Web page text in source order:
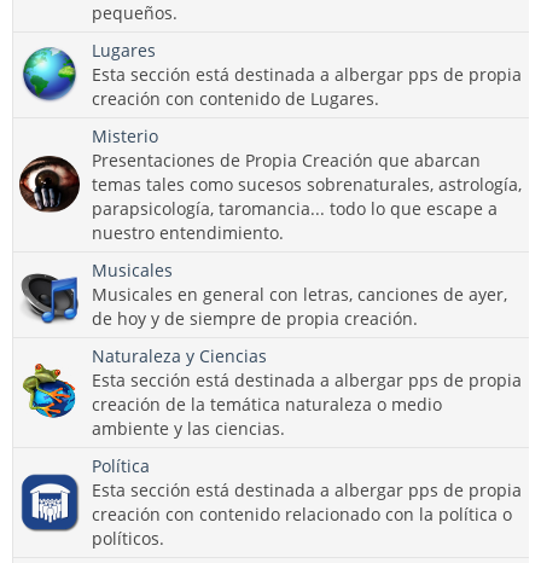
pequeños.
Lugares
Esta sección está destinada a albergar pps de propia
creación con contenido de Lugares.
Misterio
Presentaciones de Propia Creación que abarcan
temas tales como sucesos sobrenaturales, astrología,
parapsicología, taromancia... todo lo que escape a
nuestro entendimiento.
Musicales
Musicales en general con letras, canciones de ayer,
de hoy y de siempre de propia creación.
Naturaleza y Ciencias
Esta sección está destinada a albergar pps de propia
creación de la temática naturaleza o medio
ambiente y las ciencias.
Política
Esta sección está destinada a albergar pps de propia
creación con contenido relacionado con la política o
políticos.